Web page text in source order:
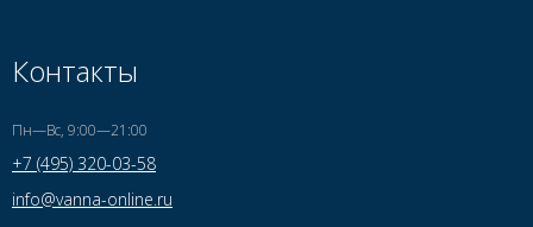
Контакты
Пн—Вс, 9:00—21:00
+7 (495) 320-03-58
info@vanna-online.ru